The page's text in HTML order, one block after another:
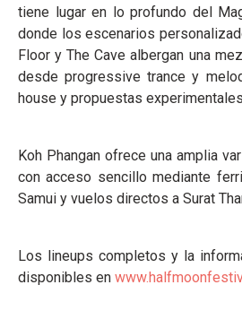
tiene lugar en lo profundo del
donde los escenarios
Floor y The Cave albergan una
desde progressive trance y
house y propuestas
Koh Phangan ofrece una amplia
con acceso sencillo mediante
Samui y vuelos directos a Surat
Los lineups completos y la
disponibles en